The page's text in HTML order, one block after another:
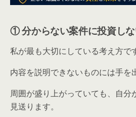
① 分からない案件に投資し
私が最も大切にしている考え方で
内容を説明できないものには手を
周囲が盛り上がっていても、自分
見送ります。